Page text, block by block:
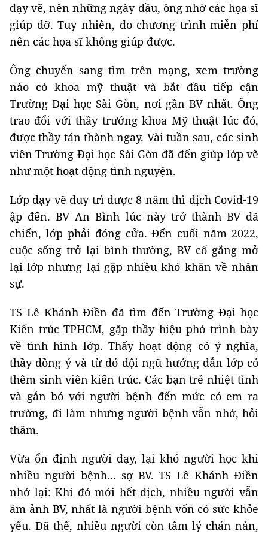
dạy vẽ, nên những ngày đầu, ông nhờ các họa sĩ
giúp đỡ. Tuy nhiên, do chương trình miễn phí
nên các họa sĩ không giúp được.
Ông chuyển sang tìm trên mạng, xem trường
nào có khoa mỹ thuật và bắt đầu tiếp cận
Trường Đại học Sài Gòn, nơi gần BV nhất. Ông
trao đổi với thầy trưởng khoa Mỹ thuật lúc đó,
được thầy tán thành ngay. Vài tuần sau, các sinh
viên Trường Đại học Sài Gòn đã đến giúp lớp vẽ
như một hoạt động tình nguyện.
Lớp dạy vẽ duy trì được 8 năm thì dịch Covid-19
ập đến. BV An Bình lúc này trở thành BV dã
chiến, lớp phải đóng cửa. Đến cuối năm 2022,
cuộc sống trở lại bình thường, BV cố gắng mở
lại lớp nhưng lại gặp nhiều khó khăn về nhân
sự.
TS Lê Khánh Điền đã tìm đến Trường Đại học
Kiến trúc TPHCM, gặp thầy hiệu phó trình bày
về tình hình lớp. Thấy hoạt động có ý nghĩa,
thầy đồng ý và từ đó đội ngũ hướng dẫn lớp có
thêm sinh viên kiến trúc. Các bạn trẻ nhiệt tình
và gắn bó với người bệnh đến mức có em ra
trường, đi làm nhưng người bệnh vẫn nhớ, hỏi
thăm.
Vừa ổn định người dạy, lại khó người học khi
nhiều người bệnh... sợ BV. TS Lê Khánh Điền
nhớ lại: Khi đó mới hết dịch, nhiều người vẫn
ám ảnh BV, nhất là người bệnh vốn có sức khỏe
yếu. Đã thế, nhiều người còn tâm lý chán nản,